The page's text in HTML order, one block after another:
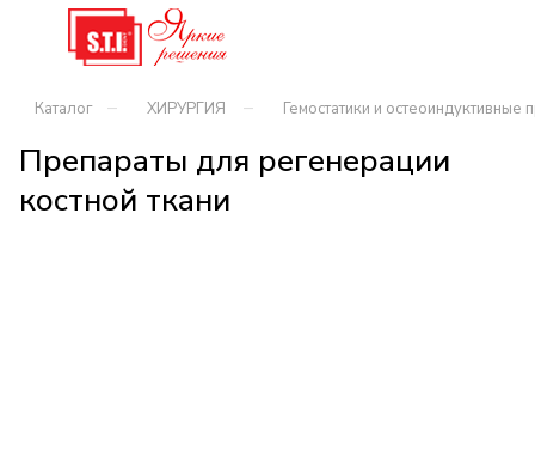
Каталог – ХИРУРГИЯ – Гемостатики и остеоиндуктивные
Препараты для регенерации
костной ткани